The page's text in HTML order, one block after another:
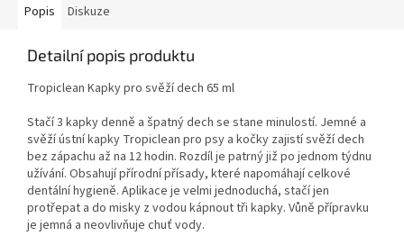
Popis Diskuze
Detailní popis produktu
Tropiclean Kapky pro svěží dech 65 ml
Stačí 3 kapky denně a špatný dech se stane minulostí. Jemné a
svěží ústní kapky Tropiclean pro psy a kočky zajistí svěží dech
bez zápachu až na 12 hodin. Rozdíl je patrný již po jednom týdnu
užívání. Obsahují přírodní přísady, které napomáhají celkové
dentální hygieně. Aplikace je velmi jednoduchá, stačí jen
protřepat a do misky z vodou kápnout tři kapky. Vůně přípravku
je jemná a neovlivňuje chuť vody.